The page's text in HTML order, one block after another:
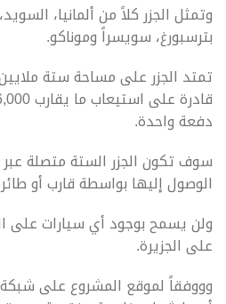
وتمثل الجزر كلاً من ألمانيا،
بترسبورغ، سويسراً وموناكو.
تمتد الجزر على مساحة ستة
دفعة واحدة.
سوف تكون الجزر الستة متصلة عبر
الوصول إليها بواسطة قارب أو
ولن يسمح بوجود أي سيارات على
على الجزيرة.
وووفقاً لموقع المشروع على شبكة